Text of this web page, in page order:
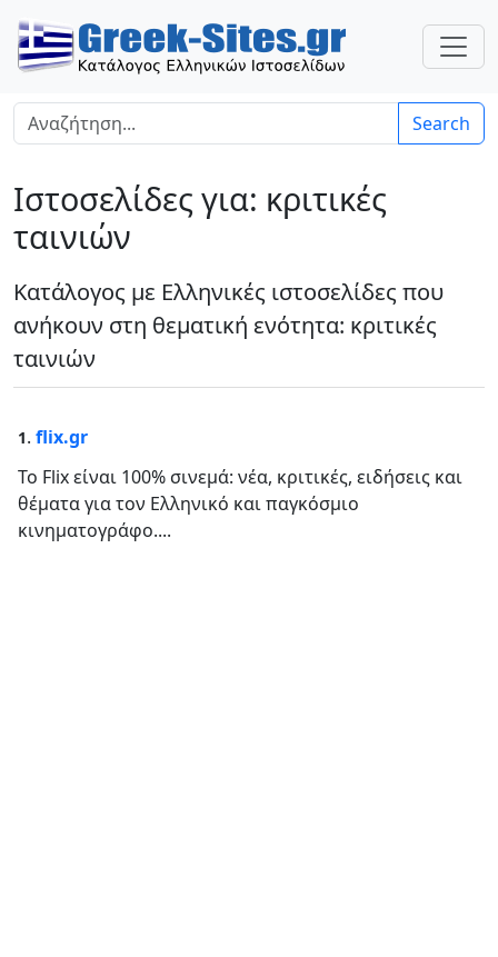
Search
Ιστοσελίδες για: κριτικές
ταινιών
Κατάλογος με Ελληνικές ιστοσελίδες που
ανήκουν στη θεματική ενότητα: κριτικές
ταινιών
1. flix.gr
Το Flix είναι 100% σινεμά: νέα, κριτικές, ειδήσεις και
θέματα για τον Ελληνικό και παγκόσμιο
κινηματογράφο....